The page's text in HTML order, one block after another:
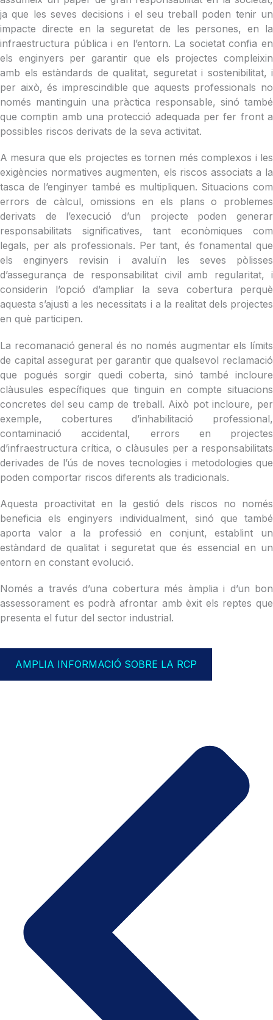
ja que les seves decisions i el seu treball poden tenir un
impacte directe en la seguretat de les persones, en la
infraestructura pública i en l’entorn. La societat confia en
els enginyers per garantir que els projectes compleixin
amb els estàndards de qualitat, seguretat i sostenibilitat, i
per això, és imprescindible que aquests professionals no
només mantinguin una pràctica responsable, sinó també
que comptin amb una protecció adequada per fer front a
possibles riscos derivats de la seva activitat.
A mesura que els projectes es tornen més complexos i les
exigències normatives augmenten, els riscos associats a la
tasca de l’enginyer també es multipliquen. Situacions com
errors de càlcul, omissions en els plans o problemes
derivats de l’execució d’un projecte poden generar
responsabilitats significatives, tant econòmiques com
legals, per als professionals. Per tant, és fonamental que
els enginyers revisin i avaluïn les seves pòlisses
d’assegurança de responsabilitat civil amb regularitat, i
considerin l’opció d’ampliar la seva cobertura perquè
aquesta s’ajusti a les necessitats i a la realitat dels projectes
en què participen.
La recomanació general és no només augmentar els límits
de capital assegurat per garantir que qualsevol reclamació
que pogués sorgir quedi coberta, sinó també incloure
clàusules específiques que tinguin en compte situacions
concretes del seu camp de treball. Això pot incloure, per
exemple, cobertures d’inhabilitació professional,
contaminació accidental, errors en projectes
d’infraestructura crítica, o clàusules per a responsabilitats
derivades de l’ús de noves tecnologies i metodologies que
poden comportar riscos diferents als tradicionals.
Aquesta proactivitat en la gestió dels riscos no només
beneficia els enginyers individualment, sinó que també
aporta valor a la professió en conjunt, establint un
estàndard de qualitat i seguretat que és essencial en un
entorn en constant evolució.
Només a través d’una cobertura més àmplia i d’un bon
assessorament es podrà afrontar amb èxit els reptes que
presenta el futur del sector industrial.
AMPLIA INFORMACIÓ SOBRE LA RCP